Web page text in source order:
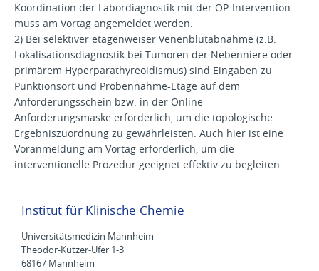
Koordination der Labordiagnostik mit der OP-Intervention
muss am Vortag angemeldet werden.
2) Bei selektiver etagenweiser Venenblutabnahme (z.B.
Lokalisationsdiagnostik bei Tumoren der Nebenniere oder
primärem Hyperparathyreoidismus) sind Eingaben zu
Punktionsort und Probennahme-Etage auf dem
Anforderungsschein bzw. in der Online-
Anforderungsmaske erforderlich, um die topologische
Ergebniszuordnung zu gewährleisten. Auch hier ist eine
Voranmeldung am Vortag erforderlich, um die
interventionelle Prozedur geeignet effektiv zu begleiten.
Institut für Klinische Chemie
Universitätsmedizin Mannheim
Theodor-Kutzer-Ufer 1-3
68167 Mannheim